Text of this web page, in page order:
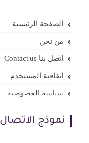
الصفحة الرئيسية
من نحن
اتصل بنا Contact us
اتفاقية المستخدم
سياسة الخصوصية
نموذج الاتصال